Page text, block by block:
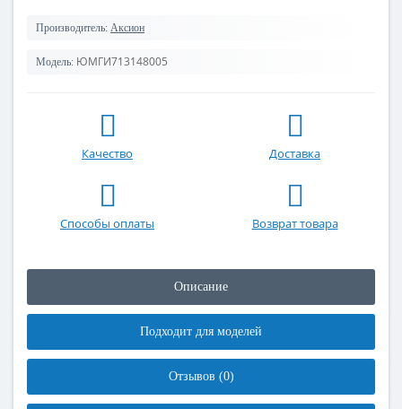
Производитель: Аксион
Модель: ЮМГИ713148005
Качество Доставка
Способы оплаты Возврат товара
Описание
Подходит для моделей
Отзывов (0)